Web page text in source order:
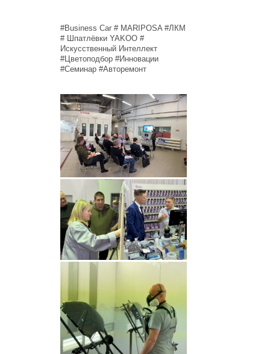
#Business Car # MARIPOSA #ЛКМ
# ШпатлёвкиYAKOO #
Искусственный Интеллект
#Цветоподбор #Инновации
#Семинар #Авторемонт